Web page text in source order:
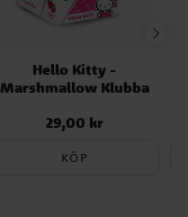
Hello Kitty -
Marshmallow Klubba
Pris:29,00 kr
29,00 kr
KÖP